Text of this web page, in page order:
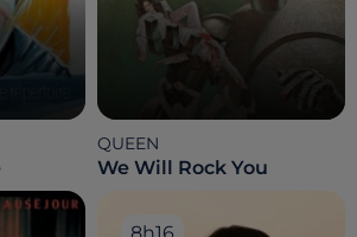
QUEEN
We Will Rock You